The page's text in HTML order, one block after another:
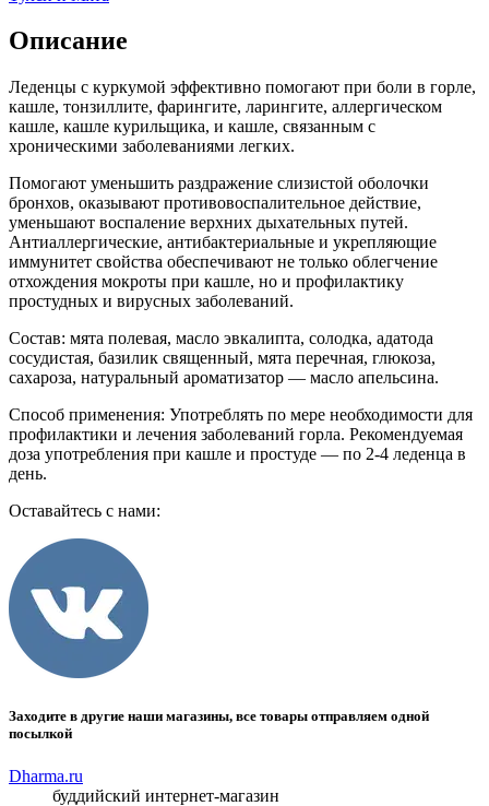
Описание
Леденцы с куркумой эффективно помогают при боли в горле,
кашле, тонзиллите, фарингите, ларингите, аллергическом
кашле, кашле курильщика, и кашле, связанным с
хроническими заболеваниями легких.
Помогают уменьшить раздражение слизистой оболочки
бронхов, оказывают противовоспалительное действие,
уменьшают воспаление верхних дыхательных путей.
Антиаллергические, антибактериальные и укрепляющие
иммунитет свойства обеспечивают не только облегчение
отхождения мокроты при кашле, но и профилактику
простудных и вирусных заболеваний.
Состав: мята полевая, масло эвкалипта, солодка, адатода
сосудистая, базилик священный, мята перечная, глюкоза,
сахароза, натуральный ароматизатор — масло апельсина.
Способ применения: Употреблять по мере необходимости для
профилактики и лечения заболеваний горла. Рекомендуемая
доза употребления при кашле и простуде — по 2-4 леденца в
день.
Оставайтесь с нами:
Заходите в другие наши магазины, все товары отправляем одной
посылкой
Dharma.ru
буддийский интернет-магазин